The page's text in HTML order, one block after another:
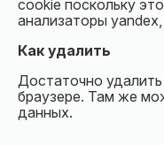
cookie поскольку
анализаторы
Как удалить
Достаточно
браузере. Там же
данных.